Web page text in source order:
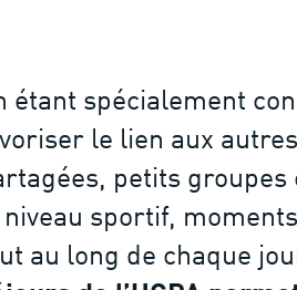
étant spécialement
le lien aux
petits groupes
niveau sportif,
au long de chaque